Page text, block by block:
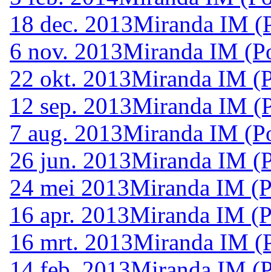
18 dec. 2013Miranda IM
6 nov. 2013Miranda IM
22 okt. 2013Miranda IM
12 sep. 2013Miranda IM
7 aug. 2013Miranda IM
26 jun. 2013Miranda IM
24 mei 2013Miranda IM
16 apr. 2013Miranda IM
16 mrt. 2013Miranda IM